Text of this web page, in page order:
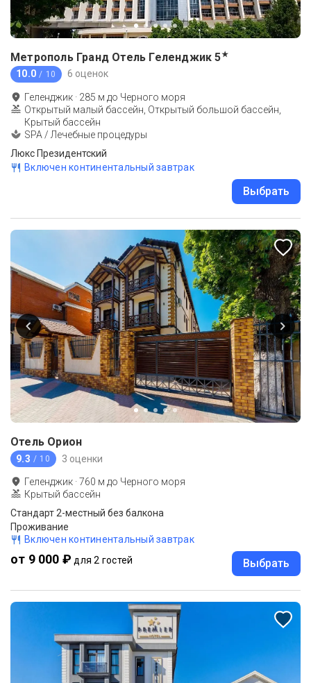
Метрополь Гранд Отель Геленджик 5★
10.0 / 10 6 оценок
Геленджик · 285 м до Черного моря
Открытый малый бассейн, Открытый большой бассейн,
Крытый бассейн
SPA / Лечебные процедуры
Люкс Президентский
Включен континентальный завтрак
Выбрать
Отель Орион
9.3 / 10 3 оценки
Геленджик ·760 м до Черного моря
Крытый бассейн
Стандарт 2-местный без балкона
Проживание
Включен континентальный завтрак
от 9 000 ₽ для 2 гостей Выбрать